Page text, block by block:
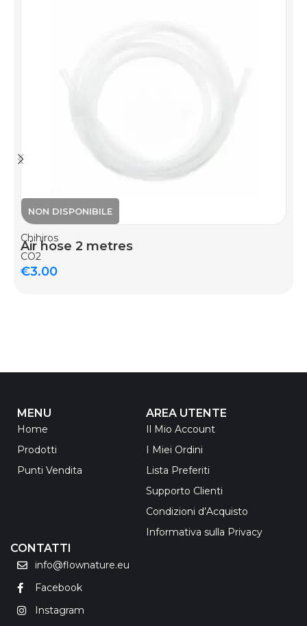
Chihiros
Air hose 2 metres
CO2
€3.00
CONTATTI
info@flownature.eu
Facebook
Instagram
MENU
Home
Prodotti
Punti Vendita
AREA UTENTE
Il Mio Account
I Miei Ordini
Lista Preferiti
Supporto Clienti
Condizioni d’Acquisto
Informativa sulla Privacy